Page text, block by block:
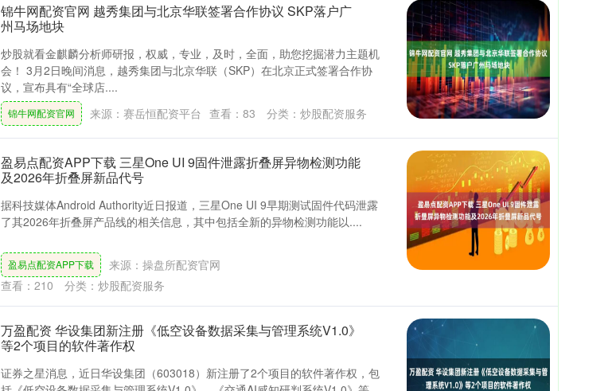
锦牛网配资官网 越秀集团与北京华联签署合作协议 SKP落户广
州马场地块
炒股就看金麒麟分析师研报，权威，专业，及时，全面，助您挖掘潜力主题机
会！ 3月2日晚间消息，越秀集团与北京华联（SKP）在北京正式签署合作协
议，宣布具有“全球店....
锦牛网配资官网 来源：赛岳恒配资平台 查看： 83 分类： 炒股配资服务
盈易点配资APP下载 三星One UI 9固件泄露折叠屏异物检测功能
及2026年折叠屏新品代号
据科技媒体Android Authority近日报道，三星One UI 9早期测试固件代码泄露
了其2026年折叠屏产品线的相关信息，其中包括全新的异物检测功能以....
盈易点配资APP下载
来源：操盘所配资官网
查看： 210 分类： 炒股配资服务
万盈配资 华设集团新注册《低空设备数据采集与管理系统V1.0》
等2个项目的软件著作权
证券之星消息，近日华设集团（603018）新注册了2个项目的软件著作权，包